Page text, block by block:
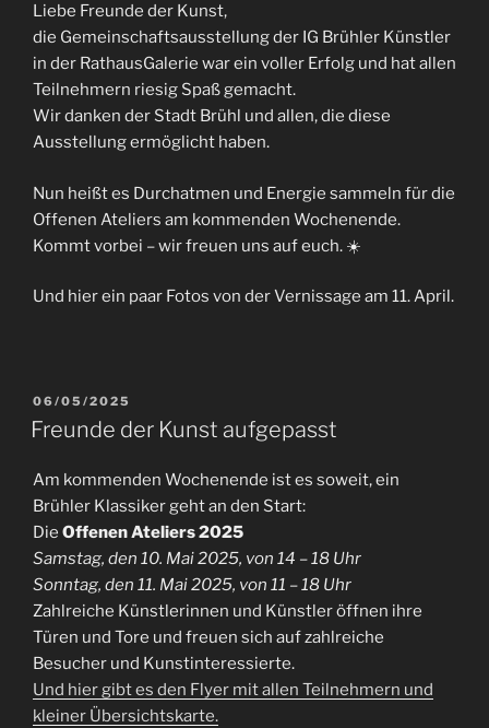
Liebe Freunde der Kunst,
die Gemeinschaftsausstellung der IG Brühler Künstler
in der RathausGalerie war ein voller Erfolg und hat allen
Teilnehmern riesig Spaß gemacht.
Wir danken der Stadt Brühl und allen, die diese
Ausstellung ermöglicht haben.
Nun heißt es Durchatmen und Energie sammeln für die
Offenen Ateliers am kommenden Wochenende.
Kommt vorbei – wir freuen uns auf euch. ☀️
Und hier ein paar Fotos von der Vernissage am 11. April.
VERÖFFENTLICHT
AM
06/05/2025
Freunde der Kunst aufgepasst
Am kommenden Wochenende ist es soweit, ein
Brühler Klassiker geht an den Start:
Die Offenen Ateliers 2025
Samstag, den 10. Mai 2025, von 14 – 18 Uhr
Sonntag, den 11. Mai 2025, von 11 – 18 Uhr
Zahlreiche Künstlerinnen und Künstler öffnen ihre
Türen und Tore und freuen sich auf zahlreiche
Besucher und Kunstinteressierte.
Und hier gibt es den Flyer mit allen Teilnehmern und
kleiner Übersichtskarte.